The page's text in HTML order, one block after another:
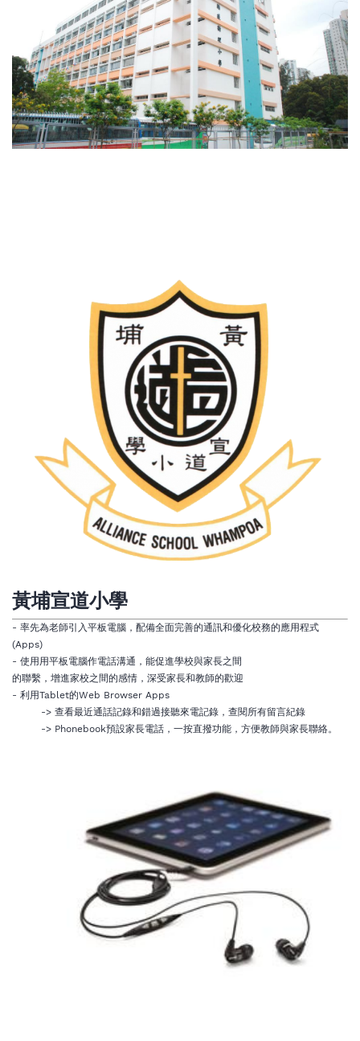
黃埔宣道小學
- 率先為老師引入平板電腦，配備全面完善的通訊和優化校務的應用程式
(Apps)
- 使用用平板電腦作電話溝通，能促進學校與家長之間
的聯繫，增進家校之間的感情，深受家長和教師的歡迎
- 利用Tablet的Web Browser Apps
-> 查看最近通話記錄和錯過接聽來電記錄，查閱所有留言紀錄
-> Phonebook預設家長電話，一按直撥功能，方便教師與家長聯絡。